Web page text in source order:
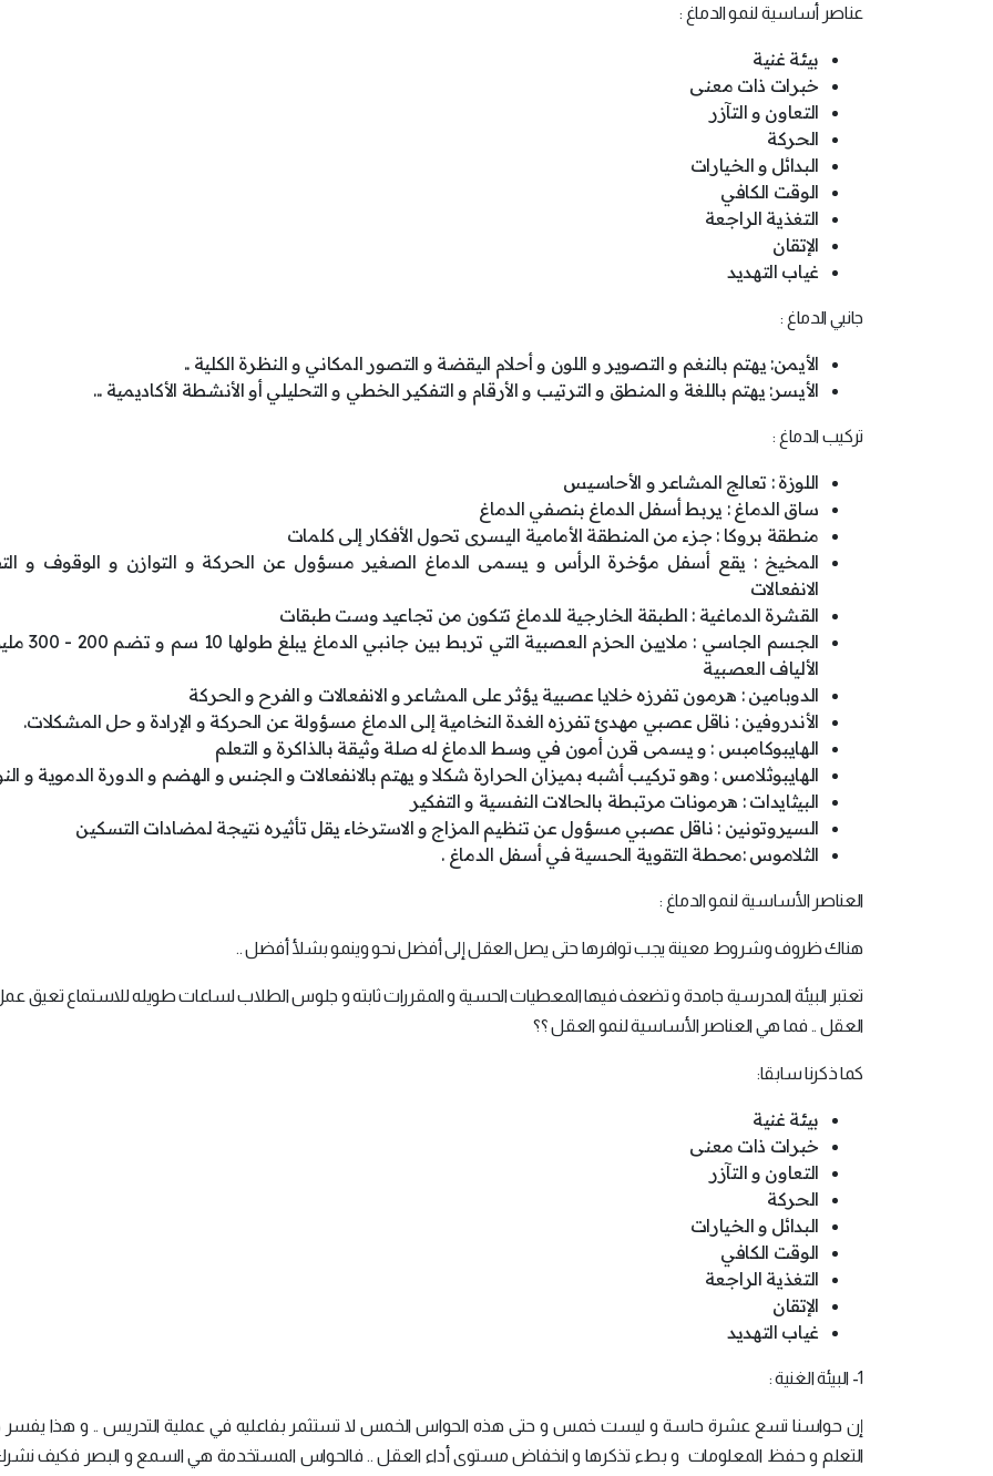
عناصر أساسية لنمو الدماغ :
بيئة غنية
خبرات ذات معنى
التعاون و التآزر
الحركة
البدائل و الخيارات
الوقت الكافي
التغذية الراجعة
الإتقان
غياب التهديد
جانبي الدماغ :
الأيمن: يهتم بالنغم و التصوير و اللون و أحلام اليقضة و التصور المكاني و النظرة الكلية ..
الأيسر: يهتم باللغة و المنطق و الترتيب و الأرقام و التفكير الخطي و التحليلي أو الأنشطة الأكاديمية ...
تركيب الدماغ :
اللوزة : تعالج المشاعر و الأحاسيس
ساق الدماغ : يربط أسفل الدماغ بنصفي الدماغ
منطقة بروكا : جزء من المنطقة الأمامية اليسرى تحول الأفكار إلى كلمات
المخيخ : يقع أسفل مؤخرة الرأس و يسمى الدماغ الصغير مسؤول عن الحركة و التوازن و الوقوف و
الانفعالات
القشرة الدماغية : الطبقة الخارجية للدماغ تتكون من تجاعيد وست طبقات
الجسم الجاسي : ملايين الحزم
الألياف العصبية
الدوبامين : هرمون تفرزه خلايا عصبية يؤثر على المشاعر و الانفعالات و الفرح و الحركة
الأندروفين : ناقل عصبي مهدئ تفرزه الغدة النخامية إلى الدماغ مسؤولة عن الحركة و الإرادة و حل المشكلات.
الهايبوكامبس : و يسمى قرن أمون في وسط الدماغ له صلة وثيقة بالذاكرة و التعلم
الهايبوثلامس : وهو تركيب أشبه بميزان الحرارة شكلا و يهتم بالانفعالات و الجنس و الهضم و الدورة الدموية و
البيثايدات : هرمونات مرتبطة بالحالات النفسية و التفكير
السيروتونين : ناقل عصبي مسؤول عن تنظيم المزاج و الاسترخاء يقل تأثيره نتيجة لمضادات التسكين
الثلاموس :محطة التقوية الحسية في أسفل الدماغ .
العناصر الأساسية لنمو الدماغ :
هناك ظروف وشروط معينة يجب توافرها حتى يصل العقل إلى أفضل نحو وينمو بشلأ أفضل ..
تعتبر البيئة المدرسية جامدة و تضعف فيها المعطيات الحسية و المقررات ثابته و جلوس الطلاب لساعات طويله للاستماع تعيق
العقل .. فما هي العناصر الأساسية لنمو العقل ؟؟
كما ذكرنا سابقا:
بيئة غنية
خبرات ذات معنى
التعاون و التآزر
الحركة
البدائل و الخيارات
الوقت الكافي
التغذية الراجعة
الإتقان
غياب التهديد
1- البيئة الغنية :
إن حواسنا تسع عشرة حاسة و ليست خمس و حتى هذه الحواس الخمس لا تستثمر بفاعليه في عملية التدريس .. و هذا
التعلم و حفظ المعلومات و بطء تذكرها و انخفاض مستوى أداء العقل .. فالحواس المستخدمة هي السمع و البصر فكيف